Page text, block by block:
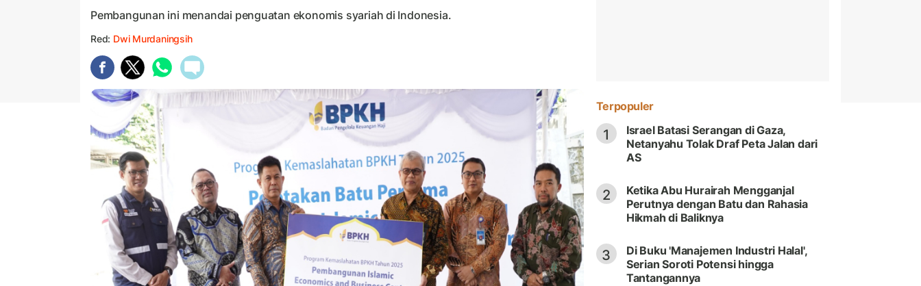
Pembangunan ini menandai penguatan ekonomis syariah di Indonesia.
Red: Dwi Murdaningsih
Terpopuler
1
Israel Batasi Serangan di Gaza,
Netanyahu Tolak Draf Peta Jalan dari
AS
2
Ketika Abu Hurairah Mengganjal
Perutnya dengan Batu dan Rahasia
Hikmah di Baliknya
3
Di Buku 'Manajemen Industri Halal',
Serian Soroti Potensi hingga
Tantangannya